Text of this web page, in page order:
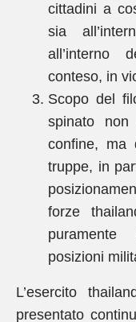
cittadini a
sia
all’interno
conteso, in
Scopo del
spinato
confine, ma
truppe, in
forze
posizioni
L’esercito
presentato